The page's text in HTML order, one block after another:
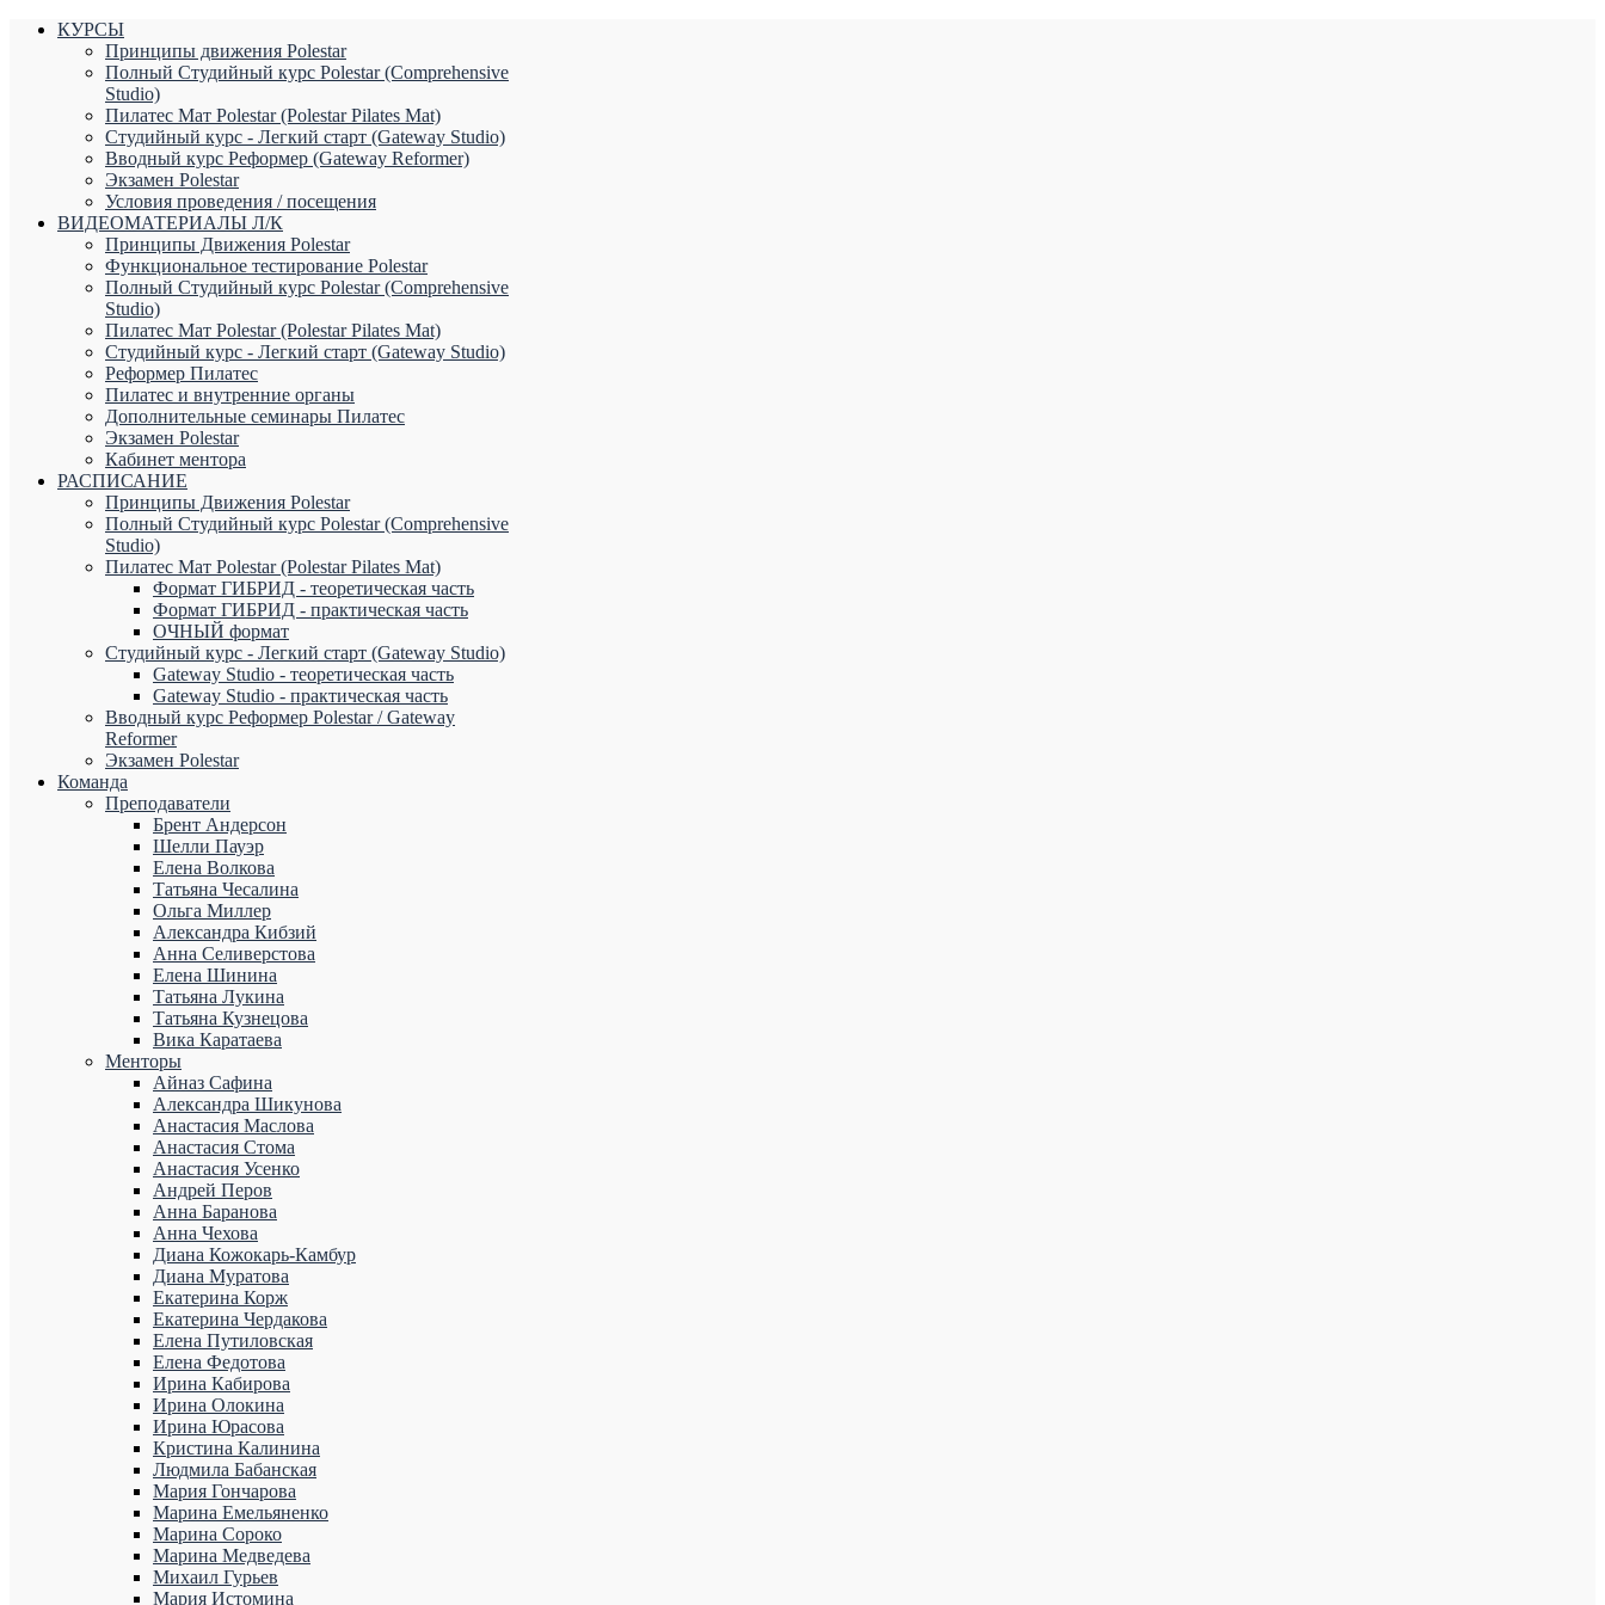
КУРСЫ
Принципы движения Polestar
Полный Студийный курс Polestar (Comprehensive
Studio)
Пилатес Мат Polestar (Polestar Pilates Mat)
Студийный курс - Легкий старт (Gateway Studio)
Вводный курс Реформер (Gateway Reformer)
Экзамен Polestar
Условия проведения / посещения
ВИДЕОМАТЕРИАЛЫ Л/К
Принципы Движения Polestar
Функциональное тестирование Polestar
Полный Студийный курс Polestar (Comprehensive
Studio)
Пилатес Мат Polestar (Polestar Pilates Mat)
Студийный курс - Легкий старт (Gateway Studio)
Реформер Пилатес
Пилатес и внутренние органы
Дополнительные семинары Пилатес
Экзамен Polestar
Кабинет ментора
РАСПИСАНИЕ
Принципы Движения Polestar
Полный Студийный курс Polestar (Comprehensive
Studio)
Пилатес Мат Polestar (Polestar Pilates Mat)
Формат ГИБРИД - теоретическая часть
Формат ГИБРИД - практическая часть
ОЧНЫЙ формат
Студийный курс - Легкий старт (Gateway Studio)
Gateway Studio - теоретическая часть
Gateway Studio - практическая часть
Вводный курс Реформер Polestar / Gateway
Reformer
Экзамен Polestar
Команда
Преподаватели
Брент Андерсон
Шелли Пауэр
Елена Волкова
Татьяна Чесалина
Ольга Миллер
Александра Кибзий
Анна Селиверстова
Елена Шинина
Татьяна Лукина
Татьяна Кузнецова
Вика Каратаева
Менторы
Айназ Сафина
Александра Шикунова
Анастасия Маслова
Анастасия Стома
Анастасия Усенко
Андрей Перов
Анна Баранова
Анна Чехова
Диана Кожокарь-Камбур
Диана Муратова
Екатерина Корж
Екатерина Чердакова
Елена Путиловская
Елена Федотова
Ирина Кабирова
Ирина Олокина
Ирина Юрасова
Кристина Калинина
Людмила Бабанская
Мария Гончарова
Марина Емельяненко
Марина Сороко
Марина Медведева
Михаил Гурьев
Мария Истомина